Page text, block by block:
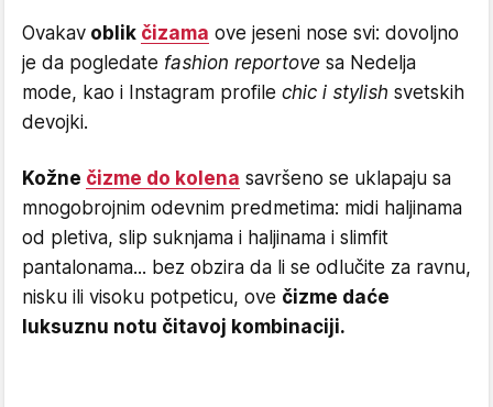
Ovakav oblik čizama ove jeseni nose svi: dovoljno
je da pogledate fashion reportove sa Nedelja
mode, kao i Instagram profile chic i stylish svetskih
devojki.
Kožne čizme do kolena savršeno se uklapaju sa
mnogobrojnim odevnim predmetima: midi haljinama
od pletiva, slip suknjama i haljinama i slimfit
pantalonama... bez obzira da li se odlučite za ravnu,
nisku ili visoku potpeticu, ove čizme daće
luksuznu notu čitavoj kombinaciji.